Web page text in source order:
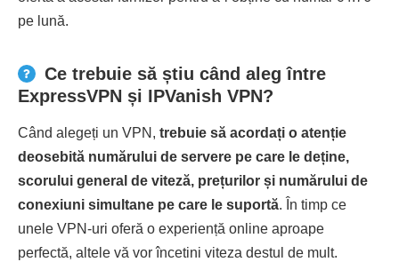
pe lună.
Ce trebuie să știu când aleg între
ExpressVPN și IPVanish VPN?
Când alegeți un VPN, trebuie să acordați o atenție
deosebită numărului de servere pe care le deține,
scorului general de viteză, prețurilor și numărului de
conexiuni simultane pe care le suportă. În timp ce
unele VPN-uri oferă o experiență online aproape
perfectă, altele vă vor încetini viteza destul de mult.